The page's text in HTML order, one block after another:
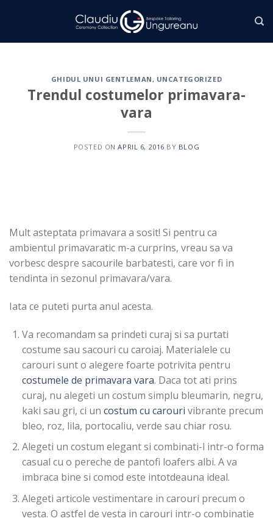
GHIDUL UNUI GENTLEMAN, UNCATEGORIZED
Trendul costumelor primavara-
vara
POSTED ONAPRIL 6, 2016 BY BLOG
Mult asteptata primavara a sosit! Si pentru ca
ambientul primavaratic m-a curprins, vreau sa va
vorbesc despre sacourile barbatesti, care vor fi in
tendinta in sezonul primavara/vara.
Iata ce puteti purta anul acesta.
Va recomandam sa prindeti curaj si sa purtati
costume sau sacouri cu caroiaj. Materialele cu
carouri sunt o alegere foarte potrivita pentru
costumele de primavara vara. Daca tot ati prins
curaj, nu alegeti un costum simplu bleumarin, negru,
kaki sau gri, ci un costum cu carouri vibrante precum
bleo, roz, lila, portocaliu, verde sau chiar rosu.
Alegeti un costum elegant si combinati-l intr-o forma
casual cu o pereche de pantofi loafers albi. A va
imbraca bine si comod este intotdeauna ideal.
Alegeti articole vestimentare in carouri precum o
vesta. O astfel de vesta in carouri intr-o combinatie